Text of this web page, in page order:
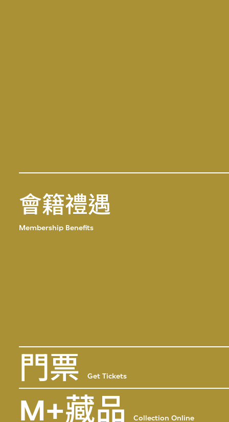
會籍禮遇
Membership Benefits
門票 Get Tickets
M+藏品 Collection Online